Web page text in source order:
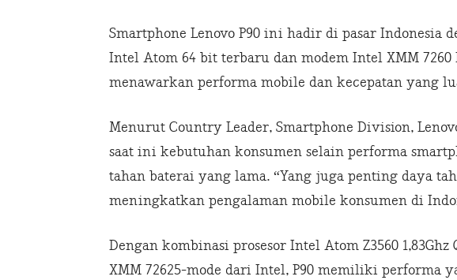
Smartphone Lenovo P90 ini hadir di pasar Indonesia
Intel Atom 64 bit terbaru dan modem Intel XMM 7260
menawarkan performa mobile dan kecepatan yang
Menurut Country Leader, Smartphone Division,
saat ini kebutuhan konsumen selain performa
tahan baterai yang lama. “Yang juga penting daya
meningkatkan pengalaman mobile konsumen di
Dengan kombinasi prosesor Intel Atom Z3560 1,83Ghz
XMM 72625-mode dari Intel, P90 memiliki performa